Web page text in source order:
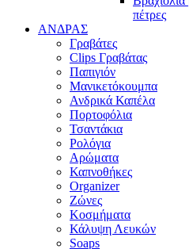
πέτρες
ΑΝΔΡΑΣ
Γραβάτες
Clips Γραβάτας
Παπιγιόν
Μανικετόκουμπα
Ανδρικά Καπέλα
Πορτοφόλια
Τσαντάκια
Ρολόγια
Αρώματα
Καπνοθήκες
Organizer
Ζώνες
Κοσμήματα
Κάλυψη Λευκών
Soaps